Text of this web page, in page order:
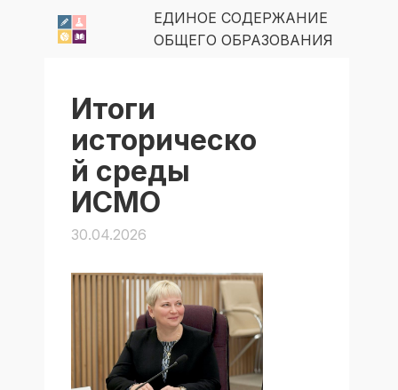
ЕДИНОЕ СОДЕРЖАНИЕ
ОБЩЕГО ОБРАЗОВАНИЯ
Итоги
историческо
й среды
ИСМО
30.04.2026